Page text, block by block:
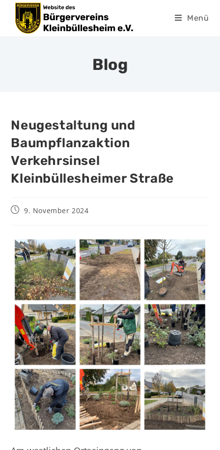
Menü
Blog
Neugestaltung und
Baumpflanzaktion
Verkehrsinsel
Kleinbüllesheimer Straße
9. November 2024